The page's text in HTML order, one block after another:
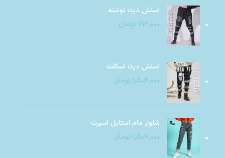
اسلش درث نوشته
۷۱۲,۰۰۰ تومان
اسلش درث اسکلت
۱,۵۰۴,۰۰۰ تومان
شلوار مام استایل اسپرت
۱,۵۰۴,۰۰۰ تومان